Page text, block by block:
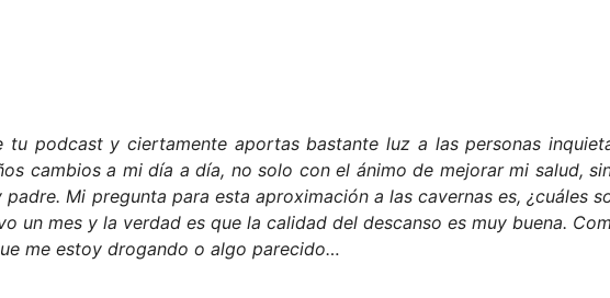
tu podcast y ciertamente aportas bastante luz a las personas
cambios a mi día a día, no solo con el ánimo de mejorar mi salud,
Mi pregunta para esta aproximación a las cavernas es, ¿cuáles
un mes y la verdad es que la calidad del descanso es muy buena.
me estoy drogando o algo parecido…